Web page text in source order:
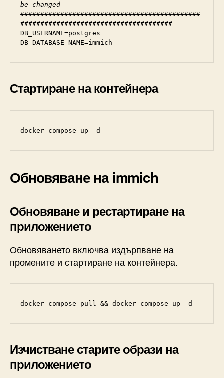
be changed
#############################################
######################################
DB_USERNAME=postgres
DB_DATABASE_NAME=immich
Стартиране на контейнера
docker compose up -d
Обновяване на immich
Обновяване и рестартиране на
приложението
Обновяването включва издърпване на
промените и стартиране на контейнера.
docker compose pull && docker compose up -d
Изчистване старите образи на
приложението